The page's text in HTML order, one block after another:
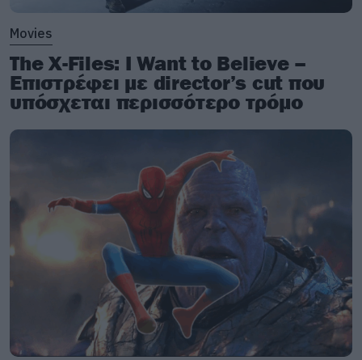
Movies
The X-Files: I Want to Believe –
Επιστρέφει με director’s cut που
υπόσχεται περισσότερο τρόμο